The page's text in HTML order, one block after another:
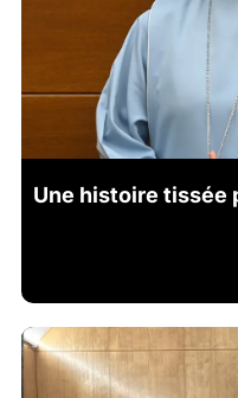
Une histoire tissée